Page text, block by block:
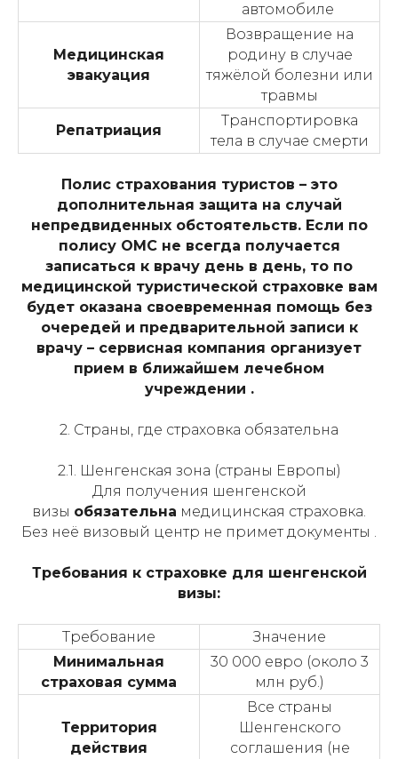
автомобиле
Медицинская
эвакуация
Возвращение на
родину в случае
тяжёлой болезни или
травмы
Репатриация
Транспортировка
тела в случае смерти
Полис страхования туристов – это
дополнительная защита на случай
непредвиденных обстоятельств. Если по
полису ОМС не всегда получается
записаться к врачу день в день, то по
медицинской туристической страховке вам
будет оказана своевременная помощь без
очередей и предварительной записи к
врачу – сервисная компания организует
прием в ближайшем лечебном
учреждении .
2. Страны, где страховка обязательна
2.1. Шенгенская зона (страны Европы)
Для получения шенгенской
визы обязательна медицинская страховка.
Без неё визовый центр не примет документы .
Требования к страховке для шенгенской
визы:
Требование
Значение
Минимальная
страховая сумма
30 000 евро (около 3
млн руб.)
Территория
действия
Все страны
Шенгенского
соглашения (не